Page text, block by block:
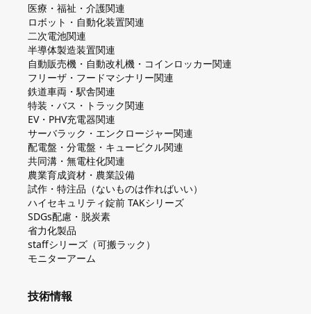
医療・福祉・介護関連
ロボット・自動化装置関連
二次電池関連
半導体製造装置関連
自動販売機・自動改札機・コインロッカー関連
フリーザ・フードマシナリー関連
鉄道車両・駅舎関連
特装・バス・トラック関連
EV・PHV充電器関連
サーバラック・エンクロージャー関連
配電盤・分電盤・キュービクル関連
共同溝・無電柱化関連
農業育成資材・農業設備
試作・特注品（ないものは作ればいい）
ハイセキュリティ錠前 TAKシリーズ
SDGs配慮・脱炭素
省力化製品
staffシリーズ（可搬ラック）
モニターアーム
技術情報